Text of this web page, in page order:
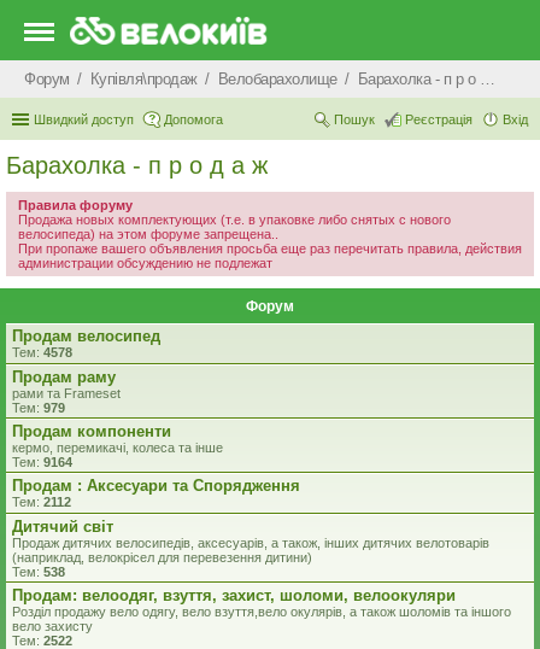
Форум Купівля\продаж Велобарахолище Барахолка - п р о д а ж
Швидкий доступ Допомога Вхід
Реєстрація
Пошук
Барахолка - п р о д а ж
Правила форуму
Продажа новых комплектующих (т.е. в упаковке либо снятых с нового
велосипеда) на этом форуме запрещена..
При пропаже вашего объявления просьба еще раз перечитать правила, действия
администрации обсуждению не подлежат
Форум
Продам велосипед
Тем: 4578
Продам раму
рами та Frameset
Тем: 979
Продам компоненти
кермо, перемикачі, колеса та інше
Тем: 9164
Продам : Аксесуари та Спорядження
Тем: 2112
Дитячий світ
Продаж дитячих велосипедів, аксесуарів, а також, інших дитячих велотоварів
(наприклад, велокрісел для перевезення дитини)
Тем: 538
Продам: велоодяг, взуття, захист, шоломи, велоокуляри
Розділ продажу вело одягу, вело взуття,вело окулярів, а також шоломів та іншого
вело захисту
Тем: 2522